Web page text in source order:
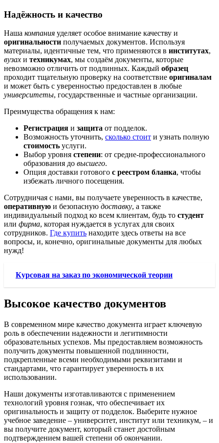
Надёжность и качество
Наша компания уделяет особое внимание качеству и
оригинальности получаемых документов. Используя
материалы, идентичные тем, что применяются в институтах,
вузах и техникумах, мы создаём документы, которые
невозможно отличить от подлинных. Каждый образец
проходит тщательную проверку на соответствие оригиналам
и может быть с уверенностью предоставлен в любые
университеты, государственные и частные организации.
Преимущества обращения к нам:
Регистрация и защита от подделок.
Возможность уточнить, сколько стоит и узнать полную
стоимость услуги.
Выбор уровня степени: от средне-профессионального
образования до высшего.
Опция доставки готового с реестром бланка, чтобы
избежать личного посещения.
Сотрудничая с нами, вы получаете уверенность в качестве,
оперативную и безопасную доставку, а также
индивидуальный подход ко всем клиентам, будь то студент
или фирма, которая нуждается в услугах для своих
сотрудников. Где купить находите здесь ответы на все
вопросы, и, конечно, оригинальные документы для любых
нужд!
Курсовая на заказ по экономической теории
Высокое качество документов
В современном мире качество документа играет ключевую
роль в обеспечении надежности и легитимности
образовательных успехов. Мы предоставляем возможность
получить документы повышенной подлинности,
подкрепленные всеми необходимыми реквизитами и
стандартами, что гарантирует уверенность в их
использовании.
Наши документы изготавливаются с применением
технологий уровня гознак, что обеспечивает их
оригинальность и защиту от подделок. Выберите нужное
учебное заведение – университет, институт или техникум, – и
вы получите документ, который станет достойным
подтверждением вашей степени об окончании.